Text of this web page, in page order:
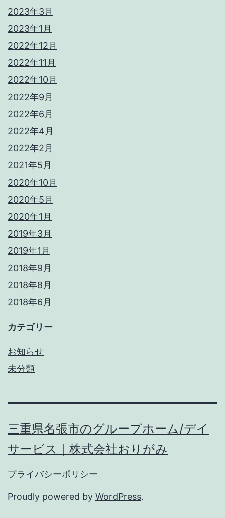
2023年3月
2023年1月
2022年12月
2022年11月
2022年10月
2022年9月
2022年6月
2022年4月
2022年2月
2021年5月
2020年10月
2020年5月
2020年1月
2019年3月
2019年1月
2018年9月
2018年8月
2018年6月
カテゴリー
お知らせ
未分類
三重県名張市のグループホーム/デイ
サービス｜株式会社おりがみ
プライバシーポリシー
Proudly powered by WordPress.